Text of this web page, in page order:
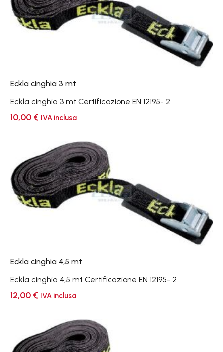
mt
Eckla cinghia 3 mt
10,00 € IVA inclusa
mt
Eckla cinghia 4,5 mt
Eckla cinghia 4,5 mt Certificazione EN 12195- 2
12,00 € IVA inclusa